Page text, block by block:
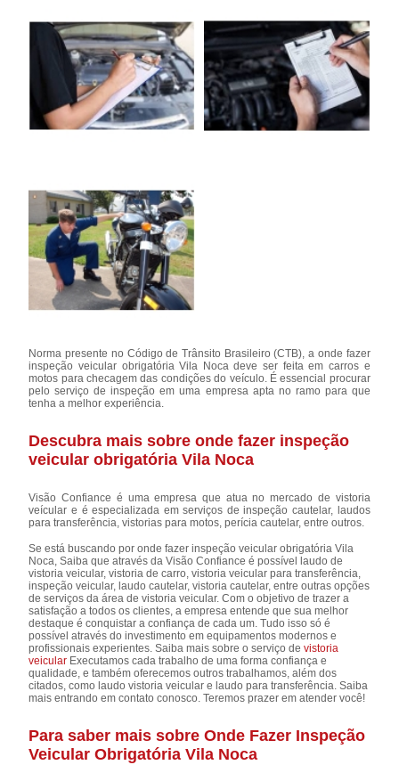
Norma presente no Código de Trânsito Brasileiro (CTB), a onde fazer
inspeção veicular obrigatória Vila Noca deve ser feita em carros e
motos para checagem das condições do veículo. É essencial procurar
pelo serviço de inspeção em uma empresa apta no ramo para que
tenha a melhor experiência.
Descubra mais sobre onde fazer inspeção
veicular obrigatória Vila Noca
Visão Confiance é uma empresa que atua no mercado de vistoria
veícular e é especializada em serviços de inspeção cautelar, laudos
para transferência, vistorias para motos, perícia cautelar, entre outros.
Se está buscando por onde fazer inspeção veicular obrigatória Vila
Noca, Saiba que através da Visão Confiance é possível laudo de
vistoria veicular, vistoria de carro, vistoria veicular para transferência,
inspeção veicular, laudo cautelar, vistoria cautelar, entre outras opções
de serviços da área de vistoria veicular. Com o objetivo de trazer a
satisfação a todos os clientes, a empresa entende que sua melhor
destaque é conquistar a confiança de cada um. Tudo isso só é
possível através do investimento em equipamentos modernos e
profissionais experientes. Saiba mais sobre o serviço devistoria
veicular Executamos cada trabalho de uma forma confiança e
qualidade, e também oferecemos outros trabalhamos, além dos
citados, como laudo vistoria veicular e laudo para transferência. Saiba
mais entrando em contato conosco. Teremos prazer em atender você!
Para saber mais sobre Onde Fazer Inspeção
Veicular Obrigatória Vila Noca